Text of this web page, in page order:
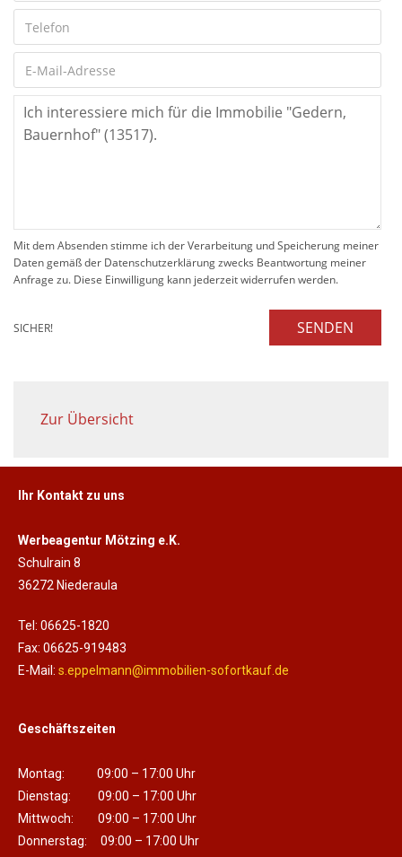
Mit dem Absenden stimme ich der Verarbeitung und Speicherung meiner
Daten gemäß der Datenschutzerklärung zwecks Beantwortung meiner
Anfrage zu. Diese Einwilligung kann jederzeit widerrufen werden.
SICHER! SENDEN
Zur Übersicht
Ihr Kontakt zu uns
Werbeagentur Mötzing e.K.
Schulrain 8
36272 Niederaula
Tel: 06625-1820
Fax: 06625-919483
E-Mail: s.eppelmann@immobilien-sofortkauf.de
Geschäftszeiten
Montag: 09:00 – 17:00 Uhr
Dienstag: 09:00 – 17:00 Uhr
Mittwoch: 09:00 – 17:00 Uhr
Donnerstag: 09:00 – 17:00 Uhr